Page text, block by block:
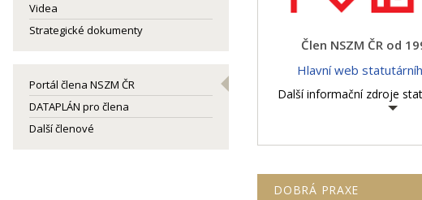
Videa
Strategické dokumenty
Portál člena NSZM ČR
DATAPLÁN pro člena
Další členové
Člen NSZM ČR od
Hlavní web
Další informační zdroje
DOBRÁ PRAXE